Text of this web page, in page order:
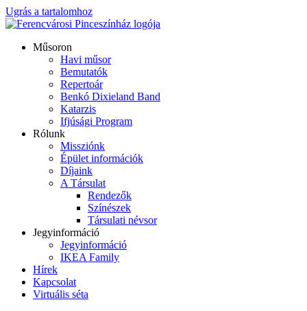
Ugrás a tartalomhoz
Műsoron
Havi műsor
Bemutatók
Repertoár
Benkó Dixieland Band
Katarzis
Ifjúsági Program
Rólunk
Missziónk
Épület információk
Díjaink
A Társulat
Rendezők
Színészek
Társulati névsor
Jegyinformáció
Jegyinformáció
IKEA Family
Hírek
Kapcsolat
Virtuális séta